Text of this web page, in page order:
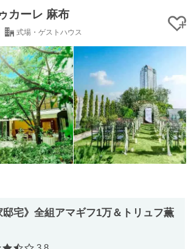
カーレ 麻布
式場・ゲストハウス
邸宅》全組アマギフ1万＆トリュフ薫